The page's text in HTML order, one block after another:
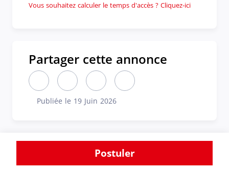
Vous souhaitez calculer le temps d'accès ? Cliquez-ici
Partager cette annonce
Partager cette annonce sur LinkedIn (nouvelle
Partager cette annonce sur X (nouvelle
Partager cette annonce sur
Partager cette annonce
Publiée le
Publiée le 19 Juin 2026
Postuler